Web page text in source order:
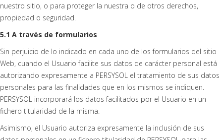
nuestro sitio, o para proteger la nuestra o de otros derechos,
propiedad o seguridad.
5.1 A través de formularios
Sin perjuicio de lo indicado en cada uno de los formularios del sitio
Web, cuando el Usuario facilite sus datos de carácter personal está
autorizando expresamente a PERSYSOL el tratamiento de sus datos
personales para las finalidades que en los mismos se indiquen.
PERSYSOL incorporará los datos facilitados por el Usuario en un
fichero titularidad de la misma.
Asimismo, el Usuario autoriza expresamente la inclusión de sus